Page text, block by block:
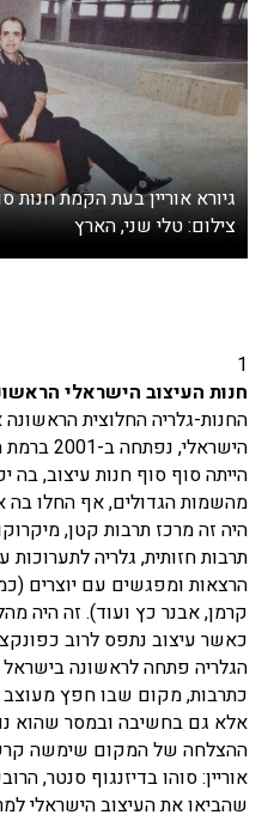
גיורא אוריין בעת הקמת חנות
צילום: טלי שני, הארץ
1
חנות העיצוב הישראלי
החנות-גלריה החלוצית
הישראלי,
הייתה סוף סוף חנות עיצוב, בה
מהשמות הגדולים, אף החלו בה
היה זה מרכז תרבות קטן,
תרבות חזותית, גלריה
הרצאות ומפגשים עם יוצרים
קרמן, אבנר כץ ועוד). זה היה
כאשר עיצוב נתפס לרוב
הגלריה פתחה לראשונה
כתרבות, מקום שבו חפץ
אלא גם בחשיבה ובמסר שהוא
ההצלחה של המקום שימשה
אוריין: סוהו בדיזנגוף סנטר,
שהביאו את העיצוב הישראלי